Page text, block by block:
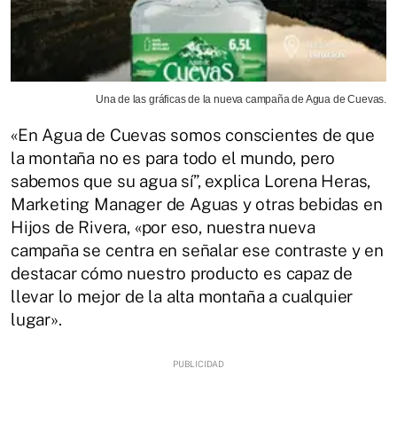
Una de las gráficas de la nueva campaña de Agua de Cuevas.
«En Agua de Cuevas somos conscientes de que
la montaña no es para todo el mundo, pero
sabemos que su agua sí”, explica Lorena Heras,
Marketing Manager de Aguas y otras bebidas en
Hijos de Rivera, «por eso, nuestra nueva
campaña se centra en señalar ese contraste y en
destacar cómo nuestro producto es capaz de
llevar lo mejor de la alta montaña a cualquier
lugar».